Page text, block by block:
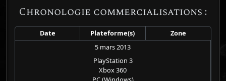
Chronologie commercialisations :
Date Plateforme(s)
Zone
5 mars 2013
PlayStation 3
Xbox 360